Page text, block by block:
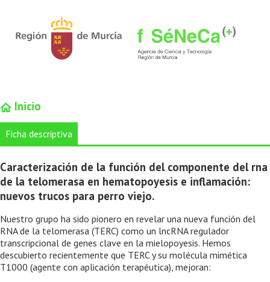
Inicio
Ficha descriptiva
Caracterización de la función del componente del rna
de la telomerasa en hematopoyesis e inflamación:
nuevos trucos para perro viejo.
Nuestro grupo ha sido pionero en revelar una nueva función del
RNA de la telomerasa (TERC) como un lncRNA regulador
transcripcional de genes clave en la mielopoyesis. Hemos
descubierto recientemente que TERC y su molécula mimética
T1000 (agente con aplicación terapéutica), mejoran: